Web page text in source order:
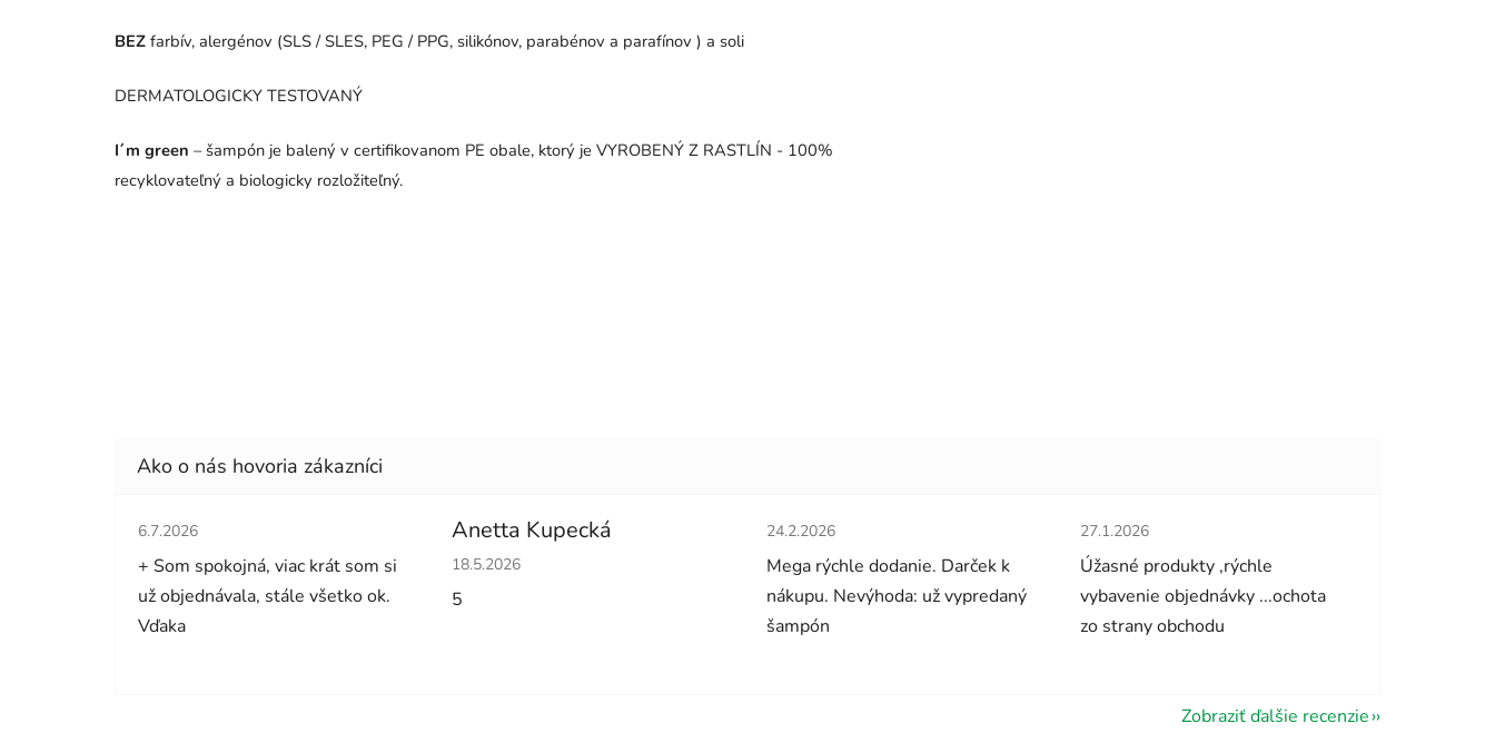
BEZ farbív, alergénov (SLS / SLES, PEG / PPG, silikónov, parabénov a parafínov ) a soli
DERMATOLOGICKY TESTOVANÝ
I´m green – šampón je balený v certifikovanom PE obale, ktorý je VYROBENÝ Z RASTLÍN - 100%
recyklovateľný a biologicky rozložiteľný.
Hodnotenie obchodu je 5 z 5 hviezdičiek.
6.7.2026
+ Som spokojná, viac krát som si
už objednávala, stále všetko ok.
Vďaka
Anetta Kupecká
Hodnotenie obchodu je 5 z 5 hviezdičiek.
18.5.2026
5
Hodnotenie obchodu je 5 z 5 hviezdičiek.
24.2.2026
Mega rýchle dodanie. Darček k
nákupu. Nevýhoda: už vypredaný
šampón
Hodnotenie obchodu je 5 z 5 hviezdičiek.
27.1.2026
Úžasné produkty ,rýchle
vybavenie objednávky ...ochota
zo strany obchodu
Zobraziť ďalšie recenzie